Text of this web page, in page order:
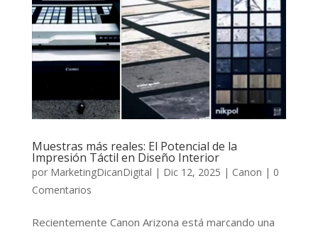
Muestras más reales: El Potencial de la
Impresión Táctil en Diseño Interior
por MarketingDicanDigital | Dic 12, 2025 | Canon | 0
Comentarios
Recientemente Canon Arizona está marcando una